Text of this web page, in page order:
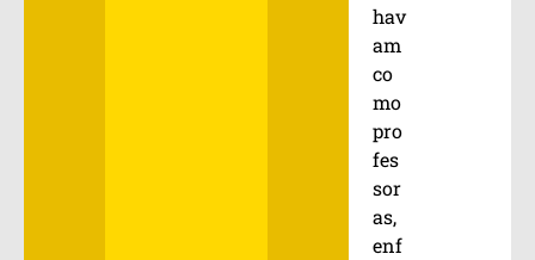
hav
am
co
mo
pro
fes
sor
as,
enf